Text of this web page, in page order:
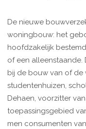
De nieuwe
woningbouw: het
hoofdzakelijk
of een alleenstaande.
bij de bouw van of de
studentenhuizen,
Dehaen, voorzitter
toepassingsgebied
men consumenten